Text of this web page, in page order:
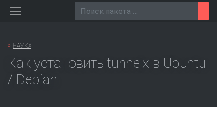
Перейти
» НАУКА
Как установить tunnelx в Ubuntu
/ Debian